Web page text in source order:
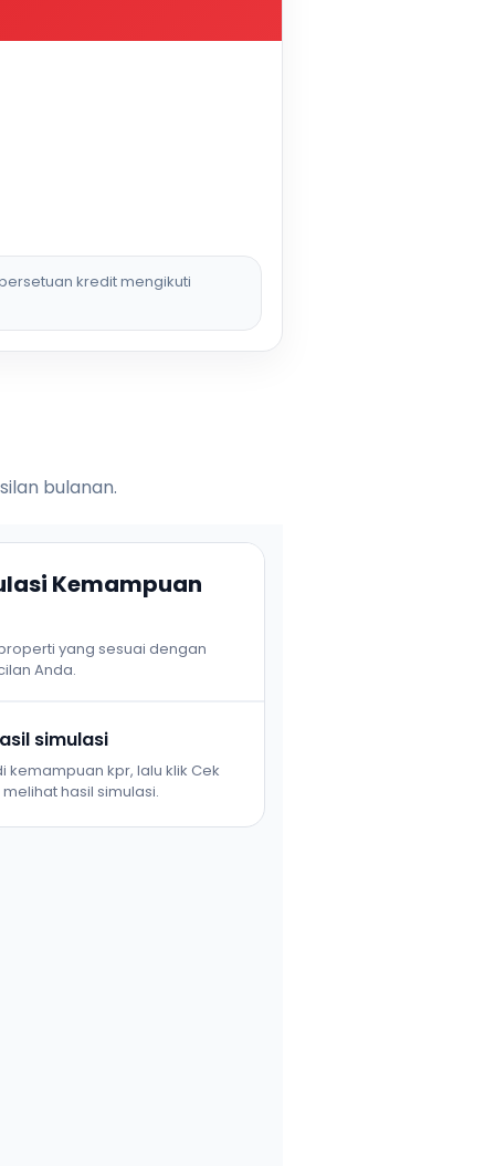
kredit mengikuti
bulanan.
Kemampuan
yang sesuai dengan
Anda.
simulasi
kemampuan kpr, lalu klik Cek
hasil simulasi.